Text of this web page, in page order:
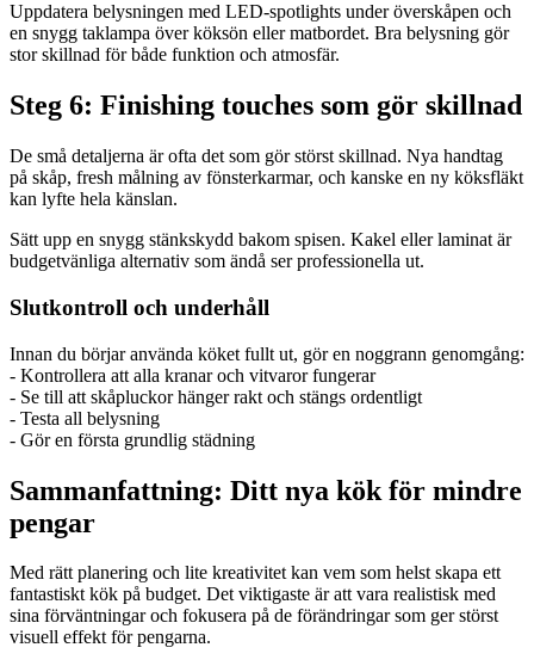
Uppdatera belysningen med LED-spotlights under överskåpen och
en snygg taklampa över köksön eller matbordet. Bra belysning gör
stor skillnad för både funktion och atmosfär.
Steg 6: Finishing touches som gör skillnad
De små detaljerna är ofta det som gör störst skillnad. Nya handtag
på skåp, fresh målning av fönsterkarmar, och kanske en ny köksfläkt
kan lyfte hela känslan.
Sätt upp en snygg stänkskydd bakom spisen. Kakel eller laminat är
budgetvänliga alternativ som ändå ser professionella ut.
Slutkontroll och underhåll
Innan du börjar använda köket fullt ut, gör en noggrann genomgång:
- Kontrollera att alla kranar och vitvaror fungerar
- Se till att skåpluckor hänger rakt och stängs ordentligt
- Testa all belysning
- Gör en första grundlig städning
Sammanfattning: Ditt nya kök för mindre
pengar
Med rätt planering och lite kreativitet kan vem som helst skapa ett
fantastiskt kök på budget. Det viktigaste är att vara realistisk med
sina förväntningar och fokusera på de förändringar som ger störst
visuell effekt för pengarna.